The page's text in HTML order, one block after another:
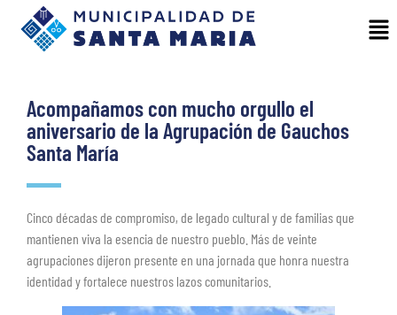
Acompañamos con mucho orgullo el
aniversario de la Agrupación de Gauchos
Santa María
Cinco décadas de compromiso, de legado cultural y de familias que
mantienen viva la esencia de nuestro pueblo. Más de veinte
agrupaciones dijeron presente en una jornada que honra nuestra
identidad y fortalece nuestros lazos comunitarios.